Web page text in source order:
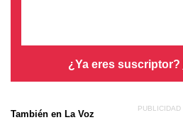
¿Ya eres suscriptor?
También en La Voz